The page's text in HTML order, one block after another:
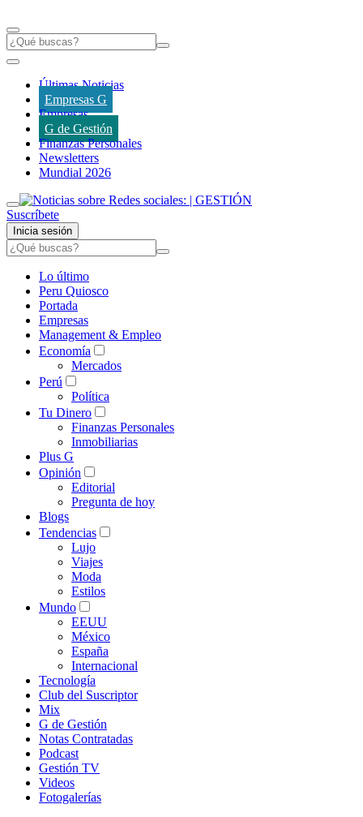
Últimas Noticias
Empresas G
Empresas
G de Gestión
Finanzas Personales
Newsletters
Mundial 2026
Suscríbete
Inicia sesión
Lo último
Peru Quiosco
Portada
Empresas
Management & Empleo
Economía
Mercados
Perú
Política
Tu Dinero
Finanzas Personales
Inmobiliarias
Plus G
Opinión
Editorial
Pregunta de hoy
Blogs
Tendencias
Lujo
Viajes
Moda
Estilos
Mundo
EEUU
México
España
Internacional
Tecnología
Club del Suscriptor
Mix
G de Gestión
Notas Contratadas
Podcast
Gestión TV
Videos
Fotogalerías